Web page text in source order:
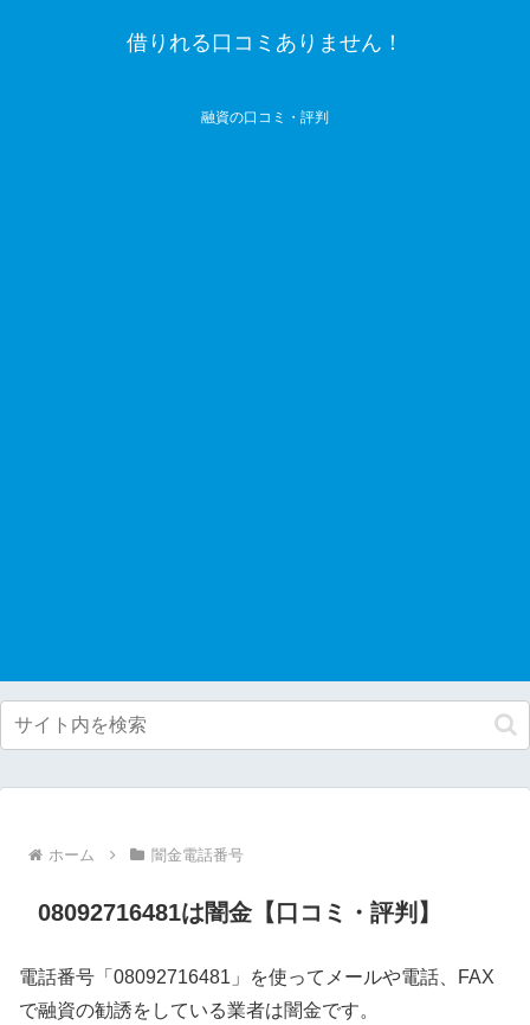
借りれる口コミありません！
融資の口コミ・評判
ホーム 闇金電話番号
08092716481は闇金【口コミ・評判】
電話番号「08092716481」を使ってメールや電話、FAX
で融資の勧誘をしている業者は闇金です。